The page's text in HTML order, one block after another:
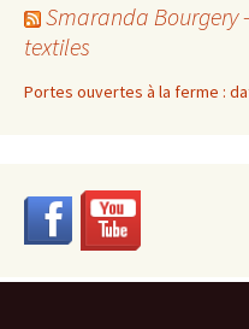
Smaranda Bourgery
textiles
Portes ouvertes à la ferme :